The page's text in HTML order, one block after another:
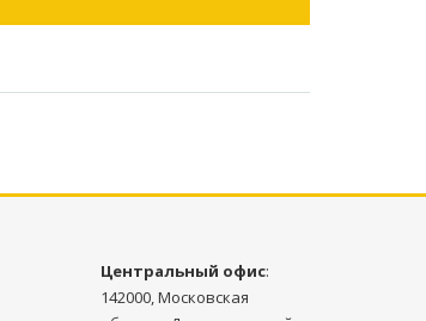
Центральный офис:
142000, Московская